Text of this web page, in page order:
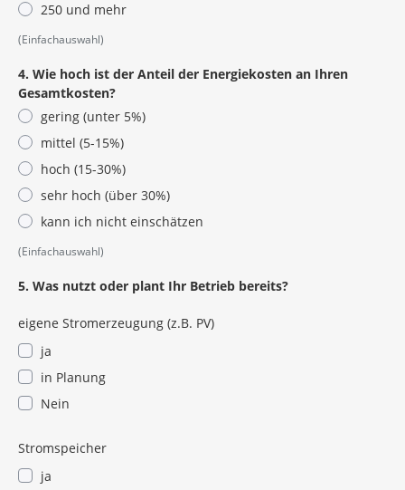
250 und mehr
(Einfachauswahl)
4. Wie hoch ist der Anteil der Energiekosten an Ihren
Gesamtkosten?
gering (unter 5%)
mittel (5-15%)
hoch (15-30%)
sehr hoch (über 30%)
kann ich nicht einschätzen
(Einfachauswahl)
5. Was nutzt oder plant Ihr Betrieb bereits?
eigene Stromerzeugung (z.B. PV)
ja
in Planung
Nein
Stromspeicher
ja